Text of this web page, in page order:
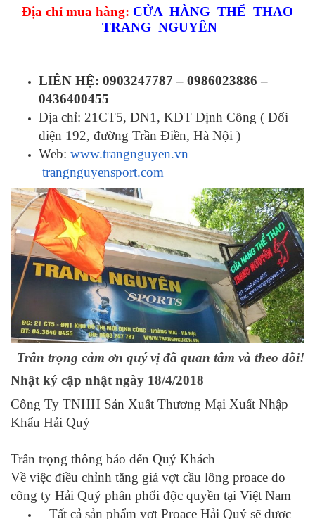
Địa chỉ mua hàng: CỬA HÀNG THỂ THAO
TRANG NGUYÊN
LIÊN HỆ: 0903247787 – 0986023886 –
0436400455
Địa chỉ: 21CT5, DN1, KĐT Định Công ( Đối
diện 192, đường Trần Điền, Hà Nội )
Web: www.trangnguyen.vn –
trangnguyensport.com
Trân trọng cảm ơn quý vị đã quan tâm và theo dõi!
Nhật ký cập nhật ngày 18/4/2018
Công Ty TNHH Sản Xuất Thương Mại Xuất Nhập
Khẩu Hải Quý
Trân trọng thông báo đến Quý Khách
Về việc điều chỉnh tăng giá vợt cầu lông proace do
công ty Hải Quý phân phối độc quyền tại Việt Nam
– Tất cả sản phẩm vợt Proace Hải Quý sẽ được